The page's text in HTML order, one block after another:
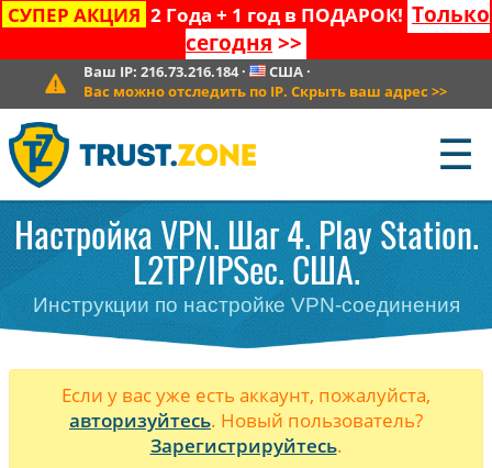
СУПЕР АКЦИЯ 2 Года + 1 год в ПОДАРОК! Только
сегодня >>
Ваш IP: 216.73.216.184· США·
Вас можно отследить по IP. Скрыть ваш адрес >>
☰
Настройка VPN. Шаг 4. Play Station.
L2TP/IPSec. США.
Инструкции по настройке VPN-соединения
Если у вас уже есть аккаунт, пожалуйста,
авторизуйтесь. Новый пользователь?
Зарегистрируйтесь.